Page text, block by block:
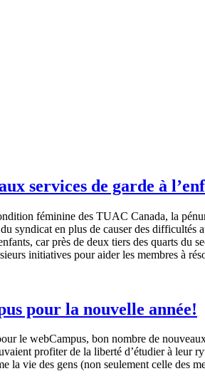
services de garde à
féminine des TUAC Canada, la
du syndicat en plus de causerdes difficultés
, carprès de deux tiers des quarts du
initiatives pouraiderles membres à
pour la nouvelle année!
le webCampus, bon nombre de
profiterde la liberté d’étudier à leur
la vie des gens (non seulement celle des